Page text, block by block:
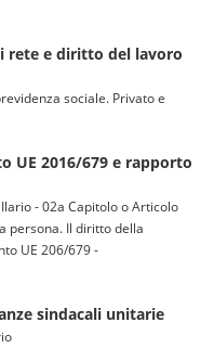
rete e diritto del lavoro
sociale. Privato e
UE 2016/679 e rapporto
- 02a Capitolo o Articolo
persona. Il diritto della
UE 206/679 -
sindacali unitarie